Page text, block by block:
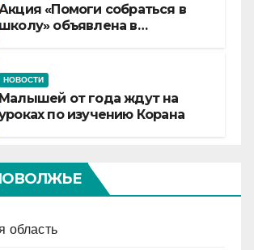
«Помоги собраться в
школу» объявлена в
НОВОСТИ
Малышей от года ждут на
по изучению Корана
область